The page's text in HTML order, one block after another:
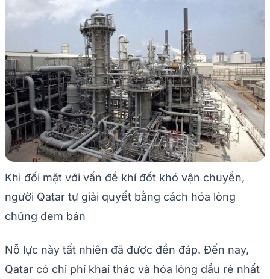
Khi đối mặt với vấn đề khí đốt khó vận chuyển,
người Qatar tự giải quyết bằng cách hóa lỏng
chúng đem bán
Nỗ lực này tất nhiên đã được đền đáp. Đến nay,
Qatar có chi phí khai thác và hóa lỏng dầu rẻ nhất